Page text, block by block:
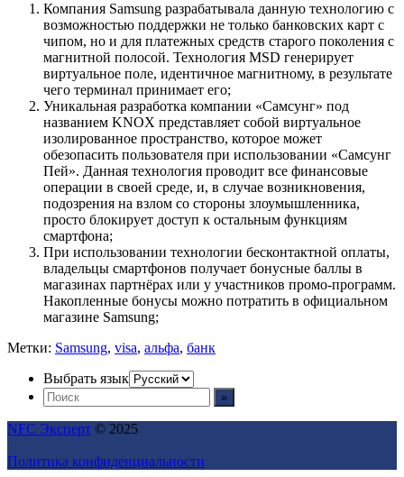
Компания Samsung разрабатывала данную технологию с
возможностью поддержки не только банковских карт с
чипом, но и для платежных средств старого поколения с
магнитной полосой. Технология MSD генерирует
виртуальное поле, идентичное магнитному, в результате
чего терминал принимает его;
Уникальная разработка компании «Самсунг» под
названием KNOX представляет собой виртуальное
изолированное пространство, которое может
обезопасить пользователя при использовании «Самсунг
Пей». Данная технология проводит все финансовые
операции в своей среде, и, в случае возникновения,
подозрения на взлом со стороны злоумышленника,
просто блокирует доступ к остальным функциям
смартфона;
При использовании технологии бесконтактной оплаты,
владельцы смартфонов получает бонусные баллы в
магазинах партнёрах или у участников промо-программ.
Накопленные бонусы можно потратить в официальном
магазине Samsung;
Метки: Samsung, visa, альфа, банк
Выбрать язык
NFC Эксперт © 2025
Политика конфиденциальности